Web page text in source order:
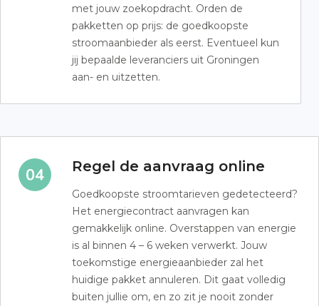
met jouw zoekopdracht. Orden de
pakketten op prijs: de goedkoopste
stroomaanbieder als eerst. Eventueel kun
jij bepaalde leveranciers uit Groningen
aan- en uitzetten.
Regel de aanvraag online
Goedkoopste stroomtarieven gedetecteerd?
Het energiecontract aanvragen kan
gemakkelijk online. Overstappen van energie
is al binnen 4 – 6 weken verwerkt. Jouw
toekomstige energieaanbieder zal het
huidige pakket annuleren. Dit gaat volledig
buiten jullie om, en zo zit je nooit zonder